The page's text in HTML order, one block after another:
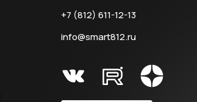
+7 (812) 611-12-13
info@smart812.ru